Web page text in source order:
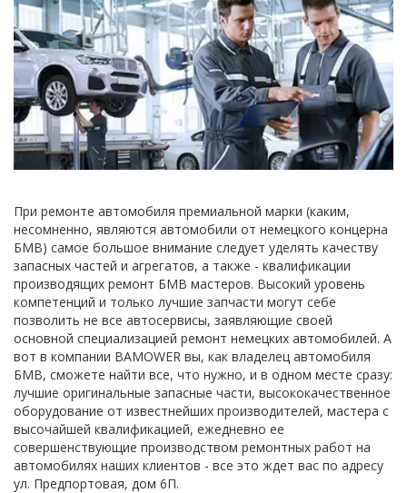
При ремонте автомобиля премиальной марки (каким,
несомненно, являются автомобили от немецкого концерна
БМВ) самое большое внимание следует уделять качеству
запасных частей и агрегатов, а также - квалификации
производящих ремонт БМВ мастеров. Высокий уровень
компетенций и только лучшие запчасти могут себе
позволить не все автосервисы, заявляющие своей
основной специализацией ремонт немецких автомобилей. А
вот в компании BAMOWER вы, как владелец автомобиля
БМВ, сможете найти все, что нужно, и в одном месте сразу:
лучшие оригинальные запасные части, высококачественное
оборудование от известнейших производителей, мастера с
высочайшей квалификацией, ежедневно ее
совершенствующие производством ремонтных работ на
автомобилях наших клиентов - все это ждет вас по адресу
ул. Предпортовая, дом 6П.